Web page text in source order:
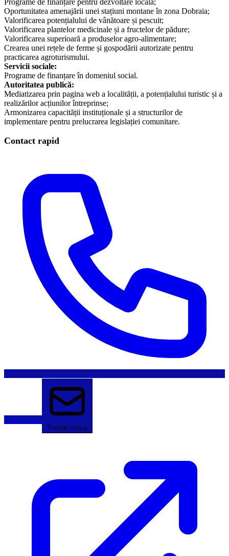
Oportunitatea amenajării unei stațiuni montane în zona Dobraia;
Valorificarea potențialului de vânătoare și pescuit;
Valorificarea plantelor medicinale și a fructelor de pădure;
Valorificarea superioară a produselor agro-alimentare;
Crearea unei rețele de ferme și gospodării autorizate pentru
practicarea agroturismului.
Servicii sociale:
Programe de finanțare în domeniul social.
Autoritatea publică:
Mediatizarea prin pagina web a localității, a potențialului turistic și a
realizărilor acțiunilor întreprinse;
Armonizarea capacității instituționale și a structurilor de
implementare pentru prelucrarea legislației comunitare.
Contact rapid
Sună acum
Trimite mesaj